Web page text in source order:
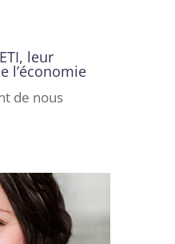
leur
l’économie
de nous